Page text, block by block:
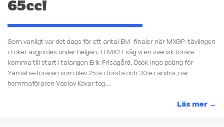
65cc!
Som vanligt var det dags för ett antal EM–finaler när MXGP–tävlingen
i Loket avgjordes under helgen. I EMX2T såg vi en svensk förare
komma till start i talangen Erik Frisagård. Dock inga poäng för
Yamaha-föraren som blev 25:a i första och 30:e i andra, när
hemmaföraren Vaclav Kovar tog...
Läs mer →